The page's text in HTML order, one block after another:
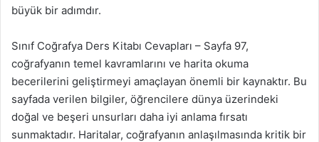
büyük bir adımdır.
Sınıf Coğrafya Ders Kitabı Cevapları – Sayfa 97,
coğrafyanın temel kavramlarını ve harita okuma
becerilerini geliştirmeyi amaçlayan önemli bir kaynaktır. Bu
sayfada verilen bilgiler, öğrencilere dünya üzerindeki
doğal ve beşeri unsurları daha iyi anlama fırsatı
sunmaktadır. Haritalar, coğrafyanın anlaşılmasında kritik bir